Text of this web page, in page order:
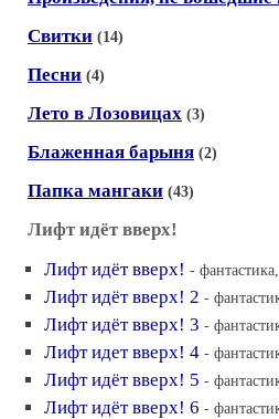
Свитки (14)
Песни (4)
Лето в Лозовицах (3)
Блаженная барыня (2)
Папка мангаки (43)
Лифт идёт вверх!
Лифт идёт вверх! -
Лифт идёт вверх! 2 -
Лифт идёт вверх! 3 -
Лифт идет вверх! 4 -
Лифт идёт вверх! 5 -
Лифт идёт вверх! 6 -